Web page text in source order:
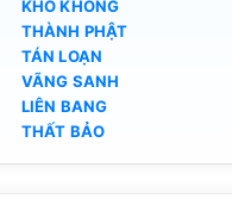
KHỔ KHÔNG
THÀNH PHẬT
TÁN LOẠN
VÃNG SANH
LIÊN BANG
THẤT BẢO